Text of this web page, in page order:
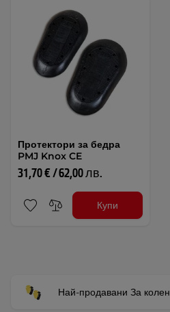
Протектори за бедра
PMJ Knox CE
31,70 € / 62,00 лв.
Купи
Най-продавани За